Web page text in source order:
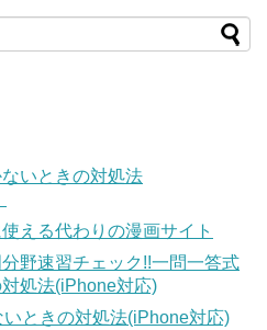
いときの対処法
える代わりの漫画サイト
野速習チェック!!一問一答式
処法(iPhone対応)
ときの対処法(iPhone対応)